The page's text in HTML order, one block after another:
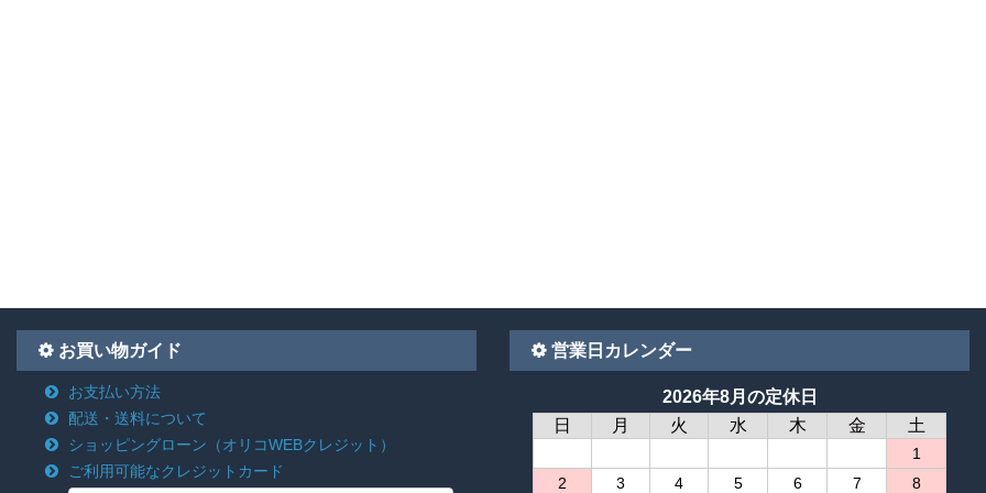
お買い物ガイド
お支払い方法
配送・送料について
ショッピングローン （オリコWEBクレジット）
ご利用可能なクレジットカード
営業日カレンダー
2026年8月の定休日
日
月 火 水 木 金 土
1
2
3 4 5 6 7 8